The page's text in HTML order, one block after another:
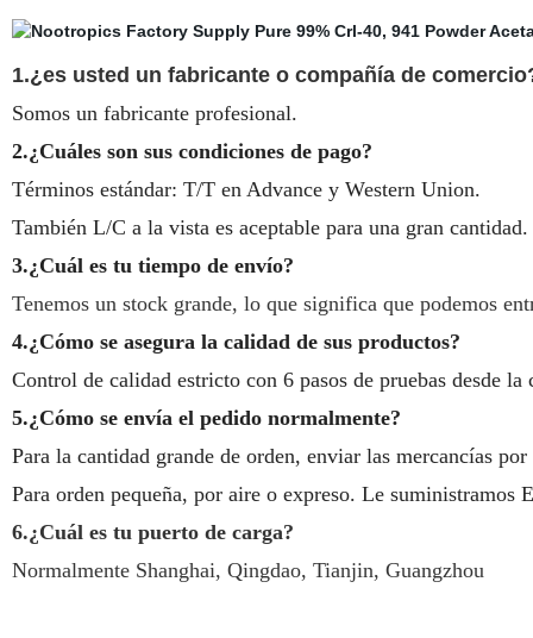
1.¿es usted un fabricante o compañía de
Somos un fabricante profesional.
2.¿Cuáles son sus condiciones de pago?
Términos estándar: T/T en Advance y Western Union.
También L/C a la vista es aceptable para una gran cantidad.
3.¿Cuál es tu tiempo de envío?
Tenemos un stock grande, lo que significa que podemos
4.¿Cómo se asegura la calidad de sus productos?
Control de calidad estricto con 6 pasos de pruebas desde
5.¿Cómo se envía el pedido normalmente?
Para la cantidad grande de orden, enviar las mercancías por
Para orden pequeña, por aire o expreso. Le suministramos
6.¿Cuál es tu puerto de carga?
Normalmente Shanghai, Qingdao, Tianjin, Guangzhou